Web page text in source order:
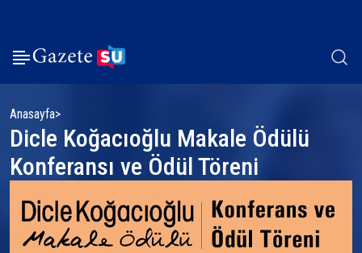
Anasayfa
Dicle Koğacıoğlu Makale Ödülü
Konferansı ve Ödül Töreni